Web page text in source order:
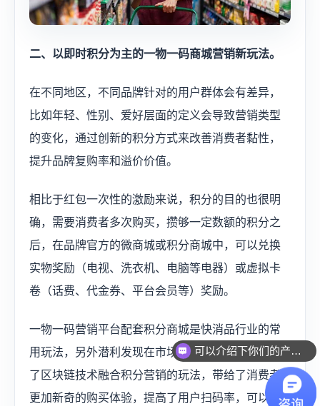
二、以即时积分为主的一物一码商城营销新玩法。
在不同地区，不同品牌针对的用户群体会有差异，
比如年轻、性别、爱好层面的定义会导致营销类型
的变化，通过创新的积分方式来改善消费者黏性，
提升品牌复购率和溢价价值。
相比于红包一次性的激励来说，积分的目的也很明
确，需要消费者​多次购买，攒够一定数额的积分之
后，在品牌官方的微商城或积分商城中，可以兑换
实物奖励（电视、洗衣机、电脑等电器）或虚拟卡
卷（话费、代金券、平台会员等）奖励。
一物一码营销平台配套积分商城是快消品行业的常
用玩法，另外潜利发现在市场上还有一些品牌采用
了区块链技术融合积分营销的玩法，带给了消费者
更加新奇的购买体验，提高了用户扫码率，可以更
可以介绍下你们的产品么？